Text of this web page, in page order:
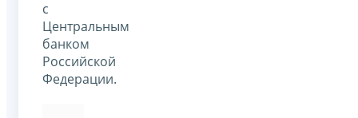
с
Центральным
банком
Российской
Федерации.